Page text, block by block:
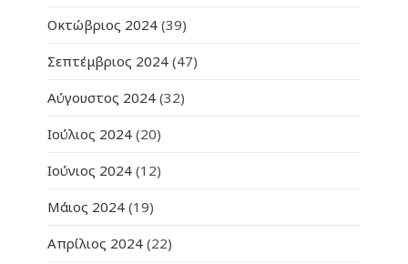
Οκτώβριος 2024 (39)
Σεπτέμβριος 2024 (47)
Αύγουστος 2024 (32)
Ιούλιος 2024 (20)
Ιούνιος 2024 (12)
Μάιος 2024 (19)
Απρίλιος 2024 (22)